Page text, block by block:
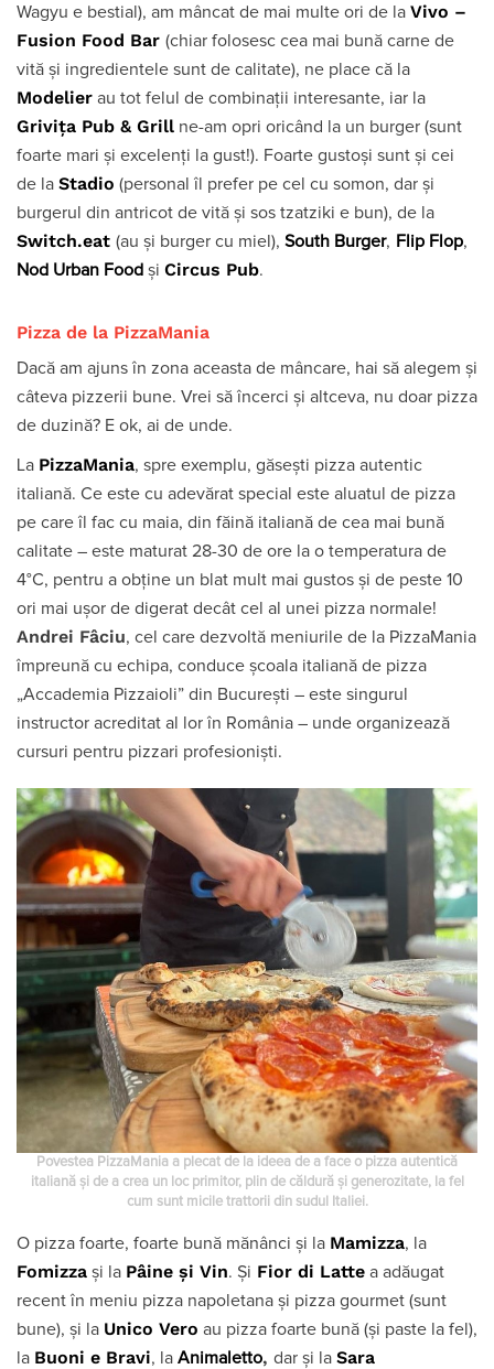
Wagyu e bestial), am mâncat de mai multe ori de la Vivo –
Fusion Food Bar (chiar folosesc cea mai bună carne de
vită și ingredientele sunt de calitate), ne place că la
Modelier au tot felul de combinații interesante, iar la
Grivița Pub & Grill ne-am opri oricând la un burger (sunt
foarte mari și excelenți la gust!). Foarte gustoși sunt și cei
de la Stadio (personal îl prefer pe cel cu somon, dar și
burgerul din antricot de vită și sos tzatziki e bun), de la
Switch.eat (au și burger cu miel), South Burger, Flip Flop,
Nod Urban Food și Circus Pub.
Pizza de la PizzaMania
Dacă am ajuns în zona aceasta de mâncare, hai să alegem și
câteva pizzerii bune. Vrei să încerci și altceva, nu doar pizza
de duzină? E ok, ai de unde.
La PizzaMania, spre exemplu, găsești pizza autentic
italiană. Ce este cu adevărat special este aluatul de pizza
pe care îl fac cu maia, din făină italiană de cea mai bună
calitate – este maturat 28-30 de ore la o temperatura de
4°C, pentru a obține un blat mult mai gustos și de peste 10
ori mai ușor de digerat decât cel al unei pizza normale!
Andrei Fâciu, cel care dezvoltă meniurile de la PizzaMania
împreună cu echipa, conduce școala italiană de pizza
„Accademia Pizzaioli” din București – este singurul
instructor acreditat al lor în România – unde organizează
cursuri pentru pizzari profesioniști.
Povestea PizzaMania a plecat de la ideea de a face o pizza autentică
italiană și de a crea un loc primitor, plin de căldură și generozitate, la fel
cum sunt micile trattorii din sudul Italiei.
O pizza foarte, foarte bună mănânci și la Mamizza, la
Fomizza și la Pâine și Vin. Și Fior di Latte a adăugat
recent în meniu pizza napoletana și pizza gourmet (sunt
bune), și la Unico Vero au pizza foarte bună (și paste la fel),
la Buoni e Bravi, la Animaletto, dar și la Sara